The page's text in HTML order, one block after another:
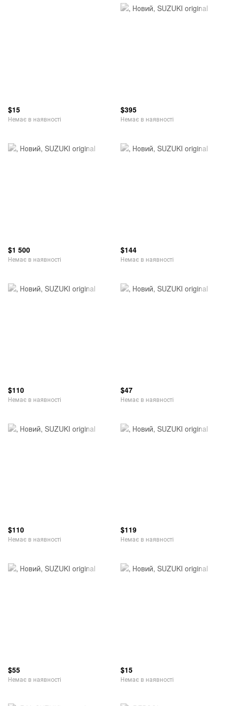
$15
Немає в наявності
$395
Немає в наявності
$1 500
Немає в наявності
$144
Немає в наявності
$110
Немає в наявності
$47
Немає в наявності
$110
Немає в наявності
$119
Немає в наявності
$55
Немає в наявності
$15
Немає в наявності